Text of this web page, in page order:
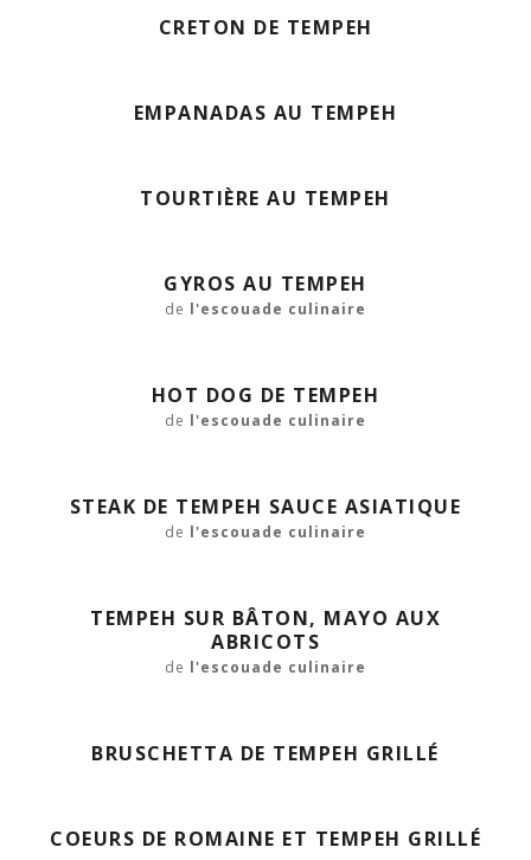
CRETON DE TEMPEH
EMPANADAS AU TEMPEH
TOURTIÈRE AU TEMPEH
GYROS AU TEMPEH
de l'escouade culinaire
HOT DOG DE TEMPEH
de l'escouade culinaire
STEAK DE TEMPEH SAUCE ASIATIQUE
de l'escouade culinaire
TEMPEH SUR BÂTON, MAYO AUX
ABRICOTS
de l'escouade culinaire
BRUSCHETTA DE TEMPEH GRILLÉ
COEURS DE ROMAINE ET TEMPEH GRILLÉ